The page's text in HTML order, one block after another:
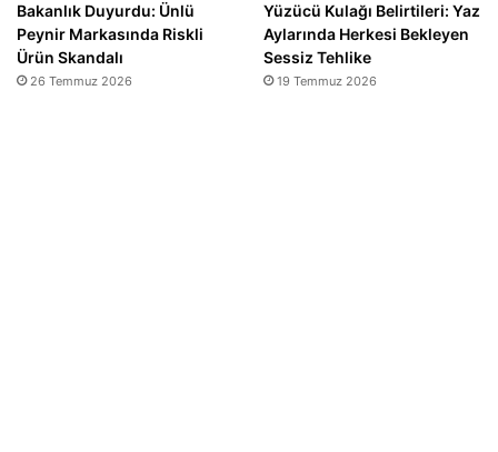
Bakanlık Duyurdu: Ünlü
Peynir Markasında Riskli
Ürün Skandalı
26 Temmuz 2026
Yüzücü Kulağı Belirtileri: Yaz
Aylarında Herkesi Bekleyen
Sessiz Tehlike
19 Temmuz 2026